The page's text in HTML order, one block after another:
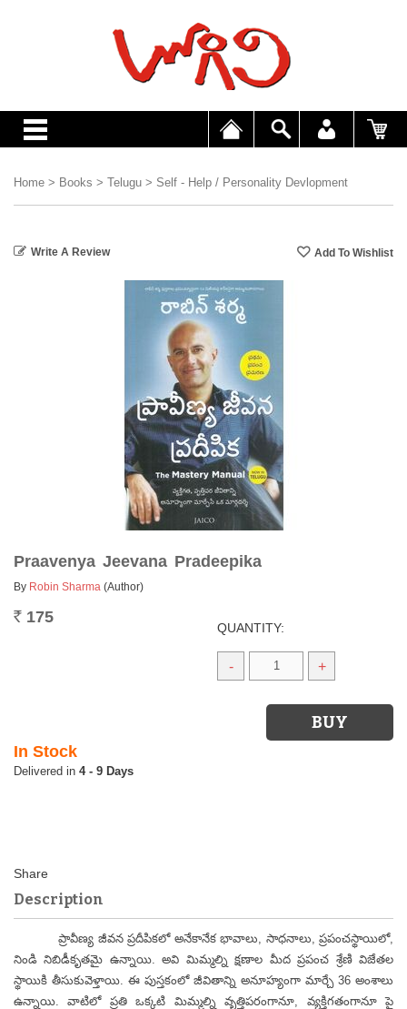
Home > Books > Telugu > Self - Help / Personality Devlopment
Write A Review
Praavenya Jeevana Pradeepika
By Robin Sharma (Author)
Rs. 175
QUANTITY:
- +
In Stock
4 - 9 Days
Description
ప్రావీణ్య జీవన ప్రదీపికలో అనేకానేక భావాలు, సాధనాలు, ప్రపంచస్థాయిలో,
నిండి నిబిడీకృతమై ఉన్నాయి. అవి మిమ్మల్ని క్షణాల మీద ప్రపంచ శ్రేణి విజేతల
స్థాయికి తీసుకువెళ్తాయి. ఈ పుస్తకంలో జీవితాన్ని అనూహ్యంగా మార్చే 36 అంశాలు
ఉన్నాయి. వాటిలో ప్రతి ఒక్కటి మిమ్మల్ని వృత్తిపరంగానూ, వ్యక్తిగతంగానూ పై